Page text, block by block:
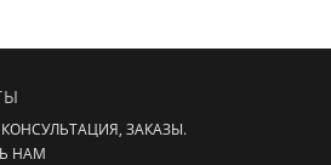
КОНСУЛЬТАЦИЯ, ЗАКАЗЫ.
НАМ